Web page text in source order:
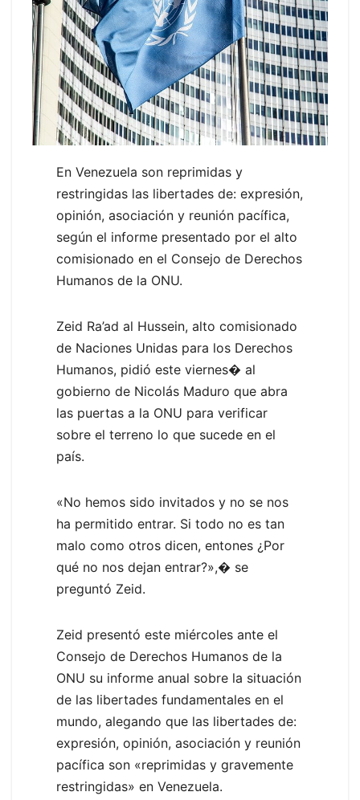
En Venezuela son reprimidas y
restringidas las libertades de: expresión,
opinión, asociación y reunión pacífica,
según el informe presentado por el alto
comisionado en el Consejo de Derechos
Humanos de la ONU.
Zeid Ra’ad al Hussein, alto comisionado
de Naciones Unidas para los Derechos
Humanos, pidió este viernes� al
gobierno de Nicolás Maduro que abra
las puertas a la ONU para verificar
sobre el terreno lo que sucede en el
país.
«No hemos sido invitados y no se nos
ha permitido entrar. Si todo no es tan
malo como otros dicen, entones ¿Por
qué no nos dejan entrar?»,� se
preguntó Zeid.
Zeid presentó este miércoles ante el
Consejo de Derechos Humanos de la
ONU su informe anual sobre la situación
de las libertades fundamentales en el
mundo, alegando que las libertades de:
expresión, opinión, asociación y reunión
pacífica son «reprimidas y gravemente
restringidas» en Venezuela.